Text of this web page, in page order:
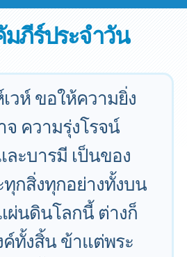
ภีร์ประจำวัน
วห์ ขอให้ความยิ่ง
ความรุ่งโรจน์
ะบารมี เป็นของ
ทุกสิ่งทุกอย่างทั้งบน
ผ่นดินโลกนี้ ต่างก็
ค์ทั้งสิ้น ข้าแต่พระ